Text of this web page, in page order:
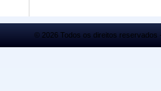
© 2026 Todos os direitos reservados